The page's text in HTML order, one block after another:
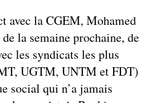
avec la CGEM, Mohamed
la semaine prochaine, de
les syndicats les plus
UGTM, UNTM et FDT)
social qui n’a jamais